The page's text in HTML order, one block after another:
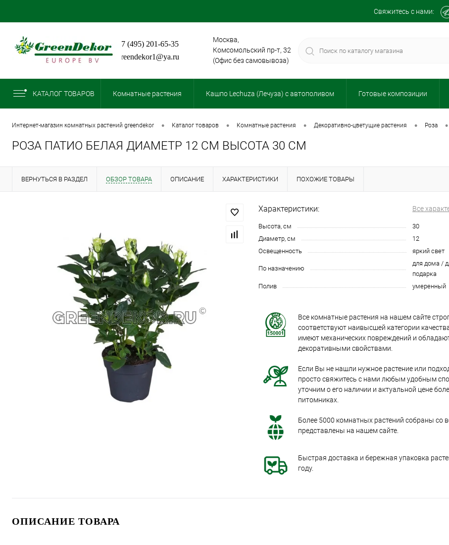
Свяжитесь с нами:
+7 (495) 201-65-35
greendekor1@ya.ru
Москва,
Комсомольский пр-т, 32
(Офис без самовывоза)
КАТАЛОГ ТОВАРОВ Комнатные растения Кашпо Lechuza (Лечуза) с автополивом Готовые композиции
интернет-магазин комнатных растений greendekor • каталог товаров • комнатные растения • декоративно-цветущие растения • роза •
РОЗА ПАТИО БЕЛАЯ ДИАМЕТР 12 СМ ВЫСОТА 30 СМ
ВЕРНУТЬСЯ В РАЗДЕЛ ОБЗОР ТОВАРА ОПИСАНИЕ ХАРАКТЕРИСТИКИ ПОХОЖИЕ ТОВАРЫ
Характеристики: Все
Высота, см
30
Диаметр, см
12
Освещенность
яркий свет
По назначению
для дома /
подарка
Полив
умеренный
Все комнатные растения на нашем сайте
соответствуют наивысшей категории
имеют механических повреждений и
декоративными свойствами.
Если Вы не нашли нужное растение или
просто свяжитесь с нами любым удобным
уточним о его наличии и актуальной цене
питомниках.
Более 5000 комнатных растений собраны со
представлены на нашем сайте.
Быстрая доставка и бережная упаковка
году.
ОПИСАНИЕ ТОВАРА